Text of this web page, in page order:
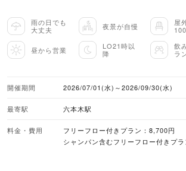
どの発酵食材を掛け合わせます。香ばしさと発酵の旨
も食が進むダイナミックな料理を、シャンパンやビール
に楽しめます。 今年のビアガーデンのメインには、ビーフやポーク、燻製ソー
セージをはじめ、タコや炭火焼きとうもろこしなど多彩
ョを効かせたヨーグルトソースを添え、凝縮した牛肉の
ン味噌を塗り、表面はカリカリ、中はジューシーに焼き
入りの自家製燻製ソーセージには柚子が香るザワークラ
らに、魚醤がほのかに香るタコのグリルや、桜チップで
を塗って炭火で焼き上げた旬のとうもろこしなど、ボリ
い料理の数々を堪能できます。また、表面を香ばしく
雨の日でも
大丈夫
夜景が自慢
屋
昼から営業
LO21時以
降
飲
ラ
開催期間 2026/07/01(水)～2026/09/30(水)
最寄駅 六本木駅
料金・費用
フリーフロー付きプラン：8,700円
シャンパン含むフリーフロー付きプ